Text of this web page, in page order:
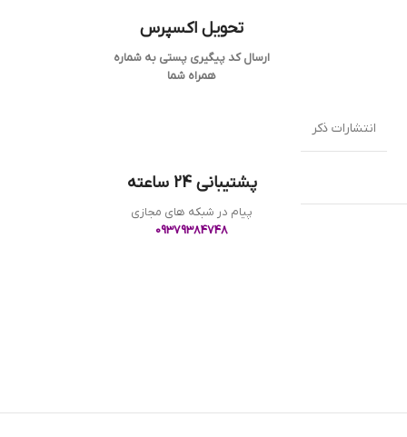
انتشارات ذکر
تحویل اکسپرس
ارسال کد پیگیری پستی به شماره
همراه شما
پشتیبانی 24 ساعته
پیام در شبکه های مجازی
09379384748